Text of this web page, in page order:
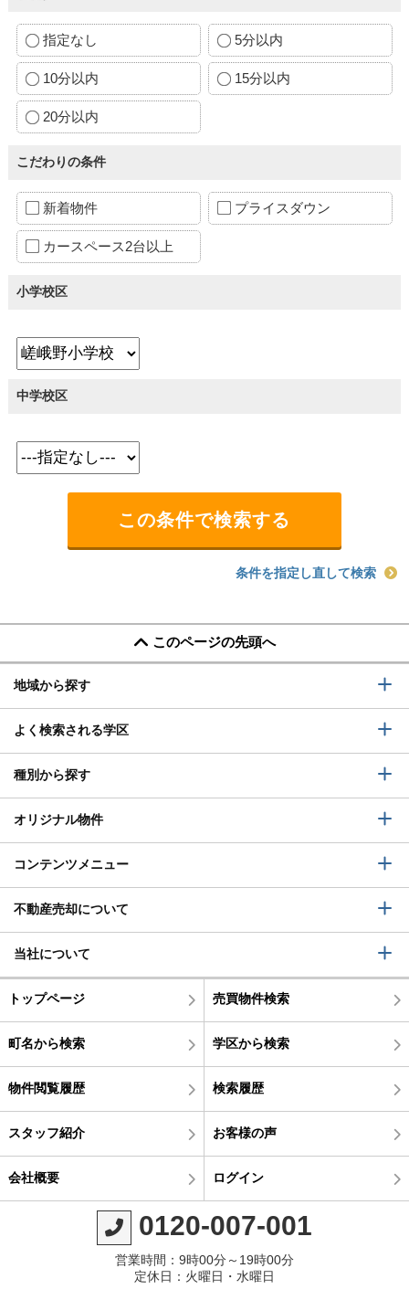
指定なし 5分以内
10分以内 15分以内
20分以内
こだわりの条件
新着物件 プライスダウン
カースペース2台以上
小学校区
中学校区
条件を指定し直して検索
このページの先頭へ
地域から探す
よく検索される学区
種別から探す
オリジナル物件
コンテンツメニュー
不動産売却について
当社について
トップページ 売買物件検索
町名から検索 学区から検索
物件閲覧履歴 検索履歴
スタッフ紹介 お客様の声
会社概要 ログイン
0120-007-001
営業時間：9時00分～19時00分
定休日：火曜日・水曜日